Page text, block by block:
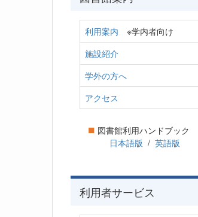
利用案内 ※学内者向け
施設紹介
学外の方へ
アクセス
■ 図書館利用ハンドブック
日本語版 / 英語版
利用者サービス